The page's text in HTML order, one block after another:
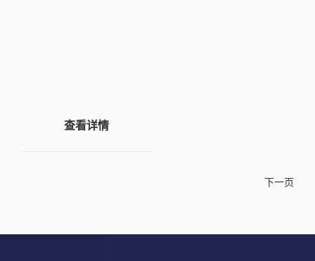
查看详情
下一页